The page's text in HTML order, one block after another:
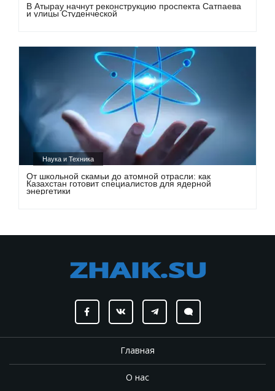
В Атырау начнут реконструкцию проспекта Сатпаева
и улицы Студенческой
Наука и Техника
От школьной скамьи до атомной отрасли: как
Казахстан готовит специалистов для ядерной
энергетики
Главная
О нас